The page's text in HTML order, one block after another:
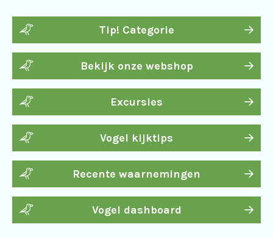
Tip! Categorie
Bekijk onze webshop
Excursies
Vogel kijktips
Recente waarnemingen
Vogel dashboard